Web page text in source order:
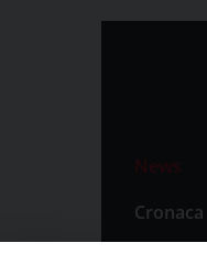
News
Cronaca